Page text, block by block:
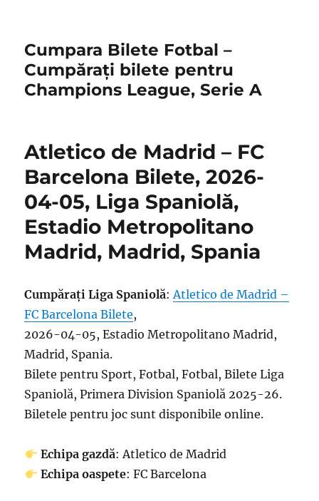
Cumpara Bilete Fotbal –
Cumpărați bilete pentru
Champions League, Serie A
Atletico de Madrid – FC
Barcelona Bilete, 2026-
04-05, Liga Spaniolă,
Estadio Metropolitano
Madrid, Madrid, Spania
Cumpărați Liga Spaniolă:Atletico de Madrid –
FC Barcelona Bilete,
2026-04-05, Estadio Metropolitano Madrid,
Madrid, Spania.
Bilete pentru Sport, Fotbal, Fotbal, Bilete Liga
Spaniolă, Primera Division Spaniolă 2025-26.
Biletele pentru joc sunt disponibile online.
Echipa gazdă: Atletico de Madrid
Echipa oaspete: FC Barcelona